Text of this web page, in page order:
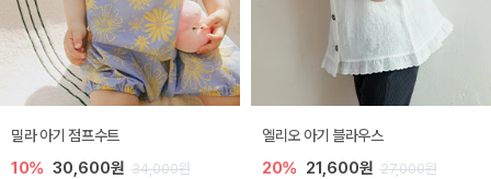
밀라 아기 점프수트
10% 30,600원 34,000원
엘리오 아기 블라우스
20% 21,600원 27,000원